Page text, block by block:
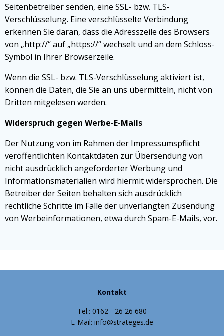
Seitenbetreiber senden, eine SSL- bzw. TLS-
Verschlüsselung. Eine verschlüsselte Verbindung
erkennen Sie daran, dass die Adresszeile des Browsers
von „http://“ auf „https://“ wechselt und an dem Schloss-
Symbol in Ihrer Browserzeile.
Wenn die SSL- bzw. TLS-Verschlüsselung aktiviert ist,
können die Daten, die Sie an uns übermitteln, nicht von
Dritten mitgelesen werden.
Widerspruch gegen Werbe-E-Mails
Der Nutzung von im Rahmen der Impressumspflicht
veröffentlichten Kontaktdaten zur Übersendung von
nicht ausdrücklich angeforderter Werbung und
Informationsmaterialien wird hiermit widersprochen. Die
Betreiber der Seiten behalten sich ausdrücklich
rechtliche Schritte im Falle der unverlangten Zusendung
von Werbeinformationen, etwa durch Spam-E-Mails, vor.
Kontakt
Tel.: 0162 - 26 26 680
E-Mail: info@strateges.de